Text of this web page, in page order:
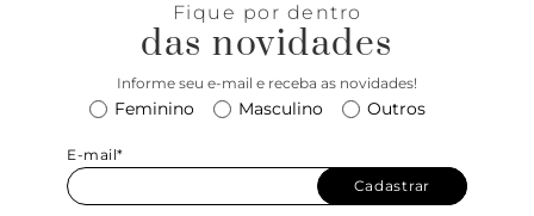
Fique por dentro
das novidades
Informe seu e-mail e receba as novidades!
Feminino Masculino Outros
E-mail*
Cadastrar